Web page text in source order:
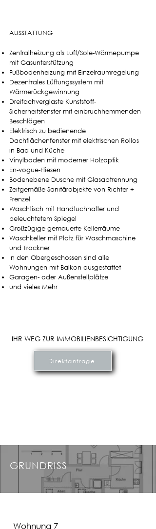
AUSSTATTUNG
Zentralheizung als Luft/Sole-Wärmepumpe
mit Gasunterstützung
Fußbodenheizung mit Einzelraumregelung
Dezentrales Lüftungssystem mit
Wärmerückgewinnung
Dreifachverglaste Kunststoff-
Sicherheitsfenster mit einbruchhemmenden
Beschlägen
Elektrisch zu bedienende
Dachflächenfenster mit elektrischen Rollos
in Bad und Küche
Vinylboden mit moderner Holzoptik
En-vogue-Fliesen
Bodenebene Dusche mit Glasabtrennung
Zeitgemäße Sanitärobjekte von Richter +
Frenzel
Waschtisch mit Handtuchhalter und
beleuchtetem Spiegel
Großzügige gemauerte Kellerräume
Waschkeller mit Platz für Waschmaschine
und Trockner
In den Obergeschossen sind alle
Wohnungen mit Balkon ausgestattet
Garagen- oder Außenstellplätze
und vieles Mehr
IHR WEG ZUR IMMOBILIENBESICHTIGUNG
Direktanfrage
GRUNDRISS
Wohnung 7